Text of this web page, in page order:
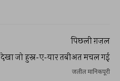
पिछली ग़ज़ल
देखा जो हुस्न-ए-यार तबीअत मचल गई
जलील मानिकपूरी